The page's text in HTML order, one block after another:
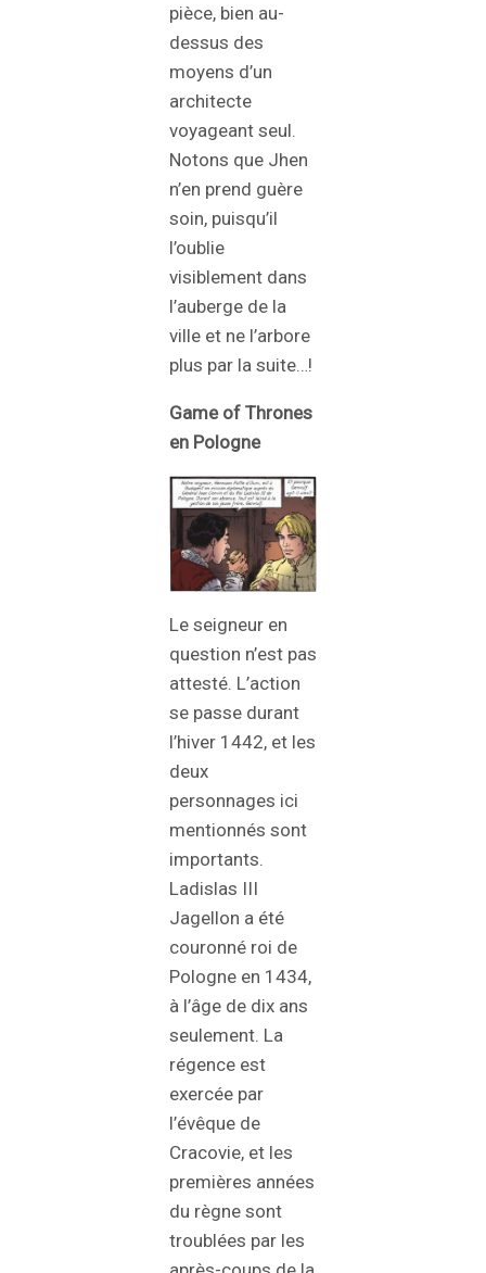
pièce, bien au-
dessus des
moyens d’un
architecte
voyageant seul.
Notons que Jhen
n’en prend guère
soin, puisqu’il
l’oublie
visiblement dans
l’auberge de la
ville et ne l’arbore
plus par la suite…!
Game of Thrones
en Pologne
Le seigneur en
question n’est pas
attesté. L’action
se passe durant
l’hiver 1442, et les
deux
personnages ici
mentionnés sont
importants.
Ladislas III
Jagellon a été
couronné roi de
Pologne en 1434,
à l’âge de dix ans
seulement. La
régence est
exercée par
l’évêque de
Cracovie, et les
premières années
du règne sont
troublées par les